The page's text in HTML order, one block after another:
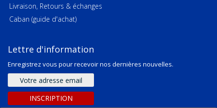
Livraison, Retours & échanges
Caban (guide d'achat)
Lettre d'information
Enregistrez vous pour recevoir nos dernières nouvelles.
Adresse
e-
mail
INSCRIPTION